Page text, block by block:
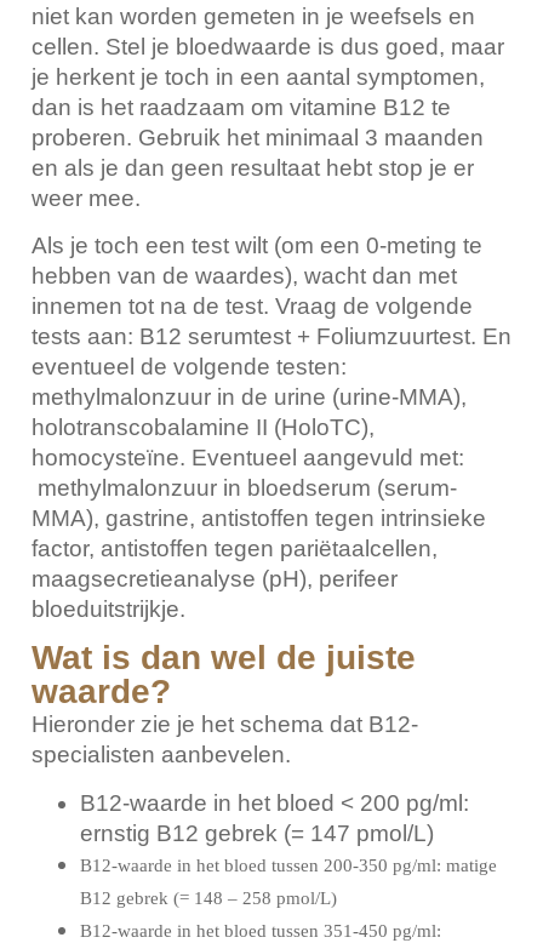
niet kan worden gemeten in je weefsels en
cellen. Stel je bloedwaarde is dus goed, maar
je herkent je toch in een aantal symptomen,
dan is het raadzaam om vitamine B12 te
proberen. Gebruik het minimaal 3 maanden
en als je dan geen resultaat hebt stop je er
weer mee.
Als je toch een test wilt (om een 0-meting te
hebben van de waardes), wacht dan met
innemen tot na de test. Vraag de volgende
tests aan: B12 serumtest + Foliumzuurtest. En
eventueel de volgende testen:
methylmalonzuur in de urine (urine-MMA),
holotranscobalamine II (HoloTC),
homocysteïne. Eventueel aangevuld met:
methylmalonzuur in bloedserum (serum-
MMA), gastrine, antistoffen tegen intrinsieke
factor, antistoffen tegen pariëtaalcellen,
maagsecretieanalyse (pH), perifeer
bloeduitstrijkje.
Wat is dan wel de juiste
waarde?
Hieronder zie je het schema dat B12-
specialisten aanbevelen.
B12-waarde in het bloed < 200 pg/ml:
ernstig B12 gebrek (= 147 pmol/L)
B12-waarde in het bloed tussen 200-350 pg/ml: matige
B12 gebrek (= 148 – 258 pmol/L)
B12-waarde in het bloed tussen 351-450 pg/ml: